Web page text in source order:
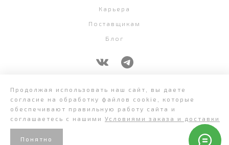
Карьера
Поставщикам
Блог
+7 (343) 382-58-07
Продолжая использовать наш сайт, вы даете
согласие на обработку файлов cookie, которые
обеспечивают правильную работу сайта и
соглашаетесь с нашими Условиями заказа и доставки
Понятно